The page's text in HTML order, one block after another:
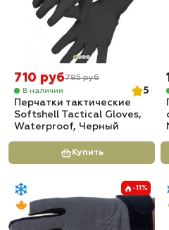
710 руб795 руб
В наличии
5
Перчатки тактические
Softshell Tactical Gloves,
Waterproof, Черный
Купить
-11%